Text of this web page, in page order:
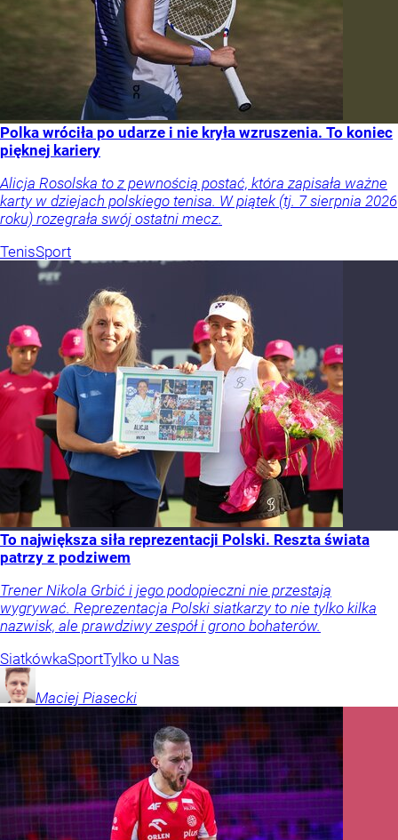
Polka wróciła po udarze i nie kryła wzruszenia. To koniec
pięknej kariery
Alicja Rosolska to z pewnością postać, która zapisała ważne
karty w dziejach polskiego tenisa. W piątek (tj. 7 sierpnia 2026
roku) rozegrała swój ostatni mecz.
TenisSport
To największa siła reprezentacji Polski. Reszta świata
patrzy z podziwem
Trener Nikola Grbić i jego podopieczni nie przestają
wygrywać. Reprezentacja Polski siatkarzy to nie tylko kilka
nazwisk, ale prawdziwy zespół i grono bohaterów.
SiatkówkaSportTylko u Nas
Maciej Piasecki